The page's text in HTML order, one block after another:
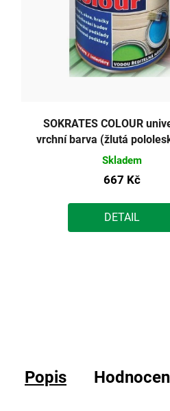
SOKRATES COLOUR
vrchní barva (žlutá
Skladem
667 Kč
DETAIL
Popis